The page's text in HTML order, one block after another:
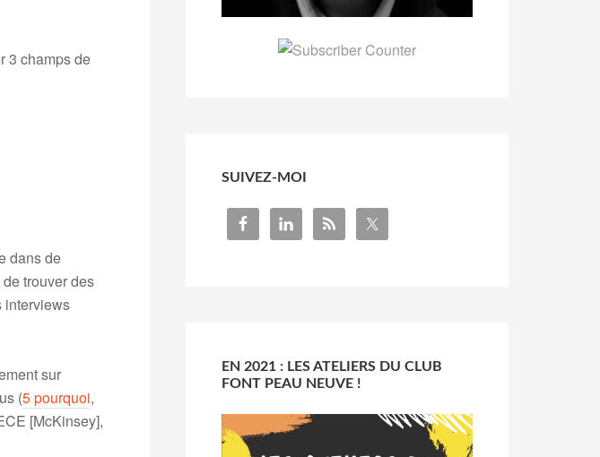
3 champs de
dans de
trouver des
interviews
sur
(5 pourquoi,
[McKinsey],
SUIVEZ-MOI
EN 2021 : LES ATELIERS DU CLUB
FONT PEAU NEUVE !